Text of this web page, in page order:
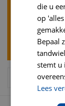
die u
op
Bepaal
stemt u
Lees